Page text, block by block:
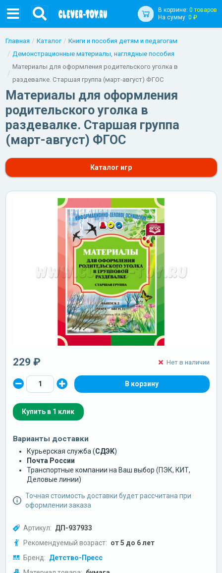
В корзине: 0 товаров
На сумму: 0 ₽
Главная Каталог
Книги и пособия детям и педагогам
Демонстрационные материалы, наглядные пособия
Материалы для оформления родительского уголка в
раздевалке. Старшая группа (март-август) ФГОС
Материалы для оформления
родительского уголка в
раздевалке. Старшая группа
(март-август) ФГОС
Каталог игр
229 ₽ Нет в наличии
Купить в 1 клик
Варианты доставки
Курьерская служба (СДЭК)
Почта России
Транспортные компании на Ваш выбор (ПЭК, КИТ,
Деловые линии)
Точная стоимость доставки будет рассчитана при
оформлении заказа
Артикул: ДП-937933
Рекомендуемый возраст: от 5 до 6 лет
Бренд: Детство-Пресс